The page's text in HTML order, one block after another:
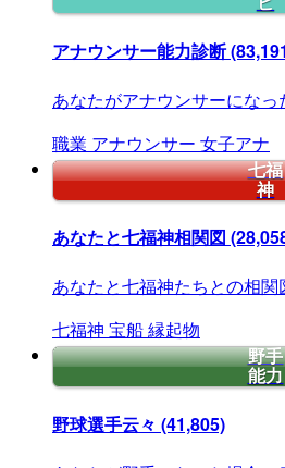
アナウンサー能力診断
あなたがアナウンサーになっ
職業 アナウンサー 女子アナ
七福
神
あなたと七福神相関図
あなたと七福神たちとの相関
七福神 宝船縁起物
野手
能力
野球選手云々 (41,805)